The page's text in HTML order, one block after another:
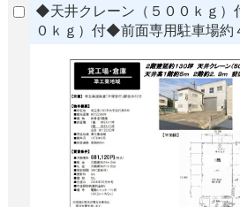
◆天井クレーン（５００ｋｇ
０ｋｇ）付◆前面専用駐車場約